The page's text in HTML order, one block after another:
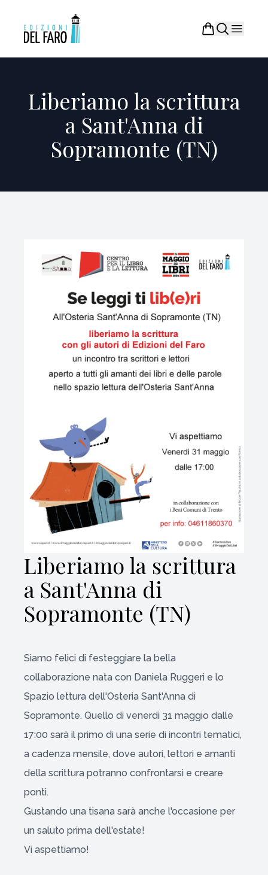
Liberiamo la scrittura
a Sant'Anna di
Sopramonte (TN)
Liberiamo la scrittura
a Sant'Anna di
Sopramonte (TN)
Siamo felici di festeggiare la bella
collaborazione nata con Daniela Ruggeri e lo
Spazio lettura dell'Osteria Sant'Anna di
Sopramonte. Quello di venerdì 31 maggio dalle
17:00 sarà il primo di una serie di incontri tematici,
a cadenza mensile, dove autori, lettori e amanti
della scrittura potranno confrontarsi e creare
ponti.
Gustando una tisana sarà anche l'occasione per
un saluto prima dell'estate!
Vi aspettiamo!